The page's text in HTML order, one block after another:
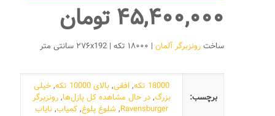
۴۵,۴۰۰,۰۰۰ تومان
ساخترونزبرگر آلمان | ۱۸۰۰۰ تکه | ۲۷۶x192 سانتی متر
برچسب:
18000 تکه ,افقی,بالای 10000 تکه ,خیلی
بزرگ,در حال مشاهده کل پازل‌ها,رونزبرگر
Ravensburger
,شلوغ پلوغ,کمیاب,نایاب